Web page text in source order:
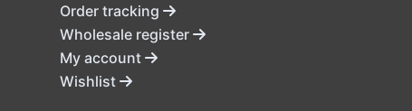
Order tracking
Wholesale register
My account
Wishlist